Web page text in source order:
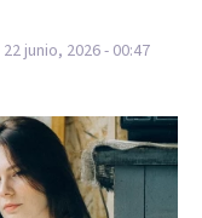
22 junio, 2026 - 00:47